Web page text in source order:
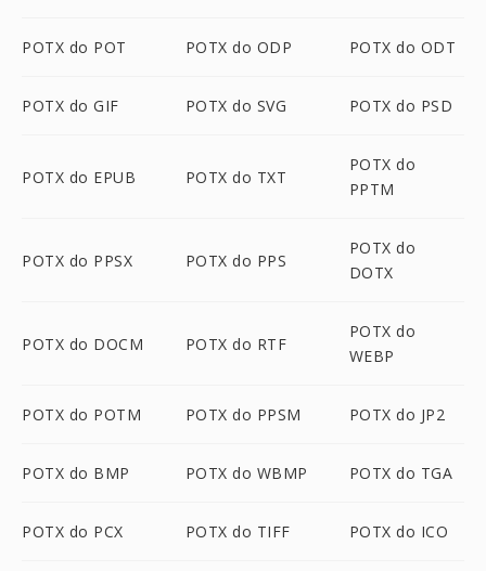
POTX do POT POTX do ODP POTX do ODT
POTX do GIF POTX do SVG POTX do PSD
POTX do EPUB POTX do TXT
POTX do
PPTM
POTX do PPSX POTX do PPS
POTX do
DOTX
POTX do DOCM POTX do RTF
POTX do
WEBP
POTX do POTM POTX do PPSM POTX do JP2
POTX do BMP POTX do WBMP POTX do TGA
POTX do PCX POTX do TIFF POTX do ICO